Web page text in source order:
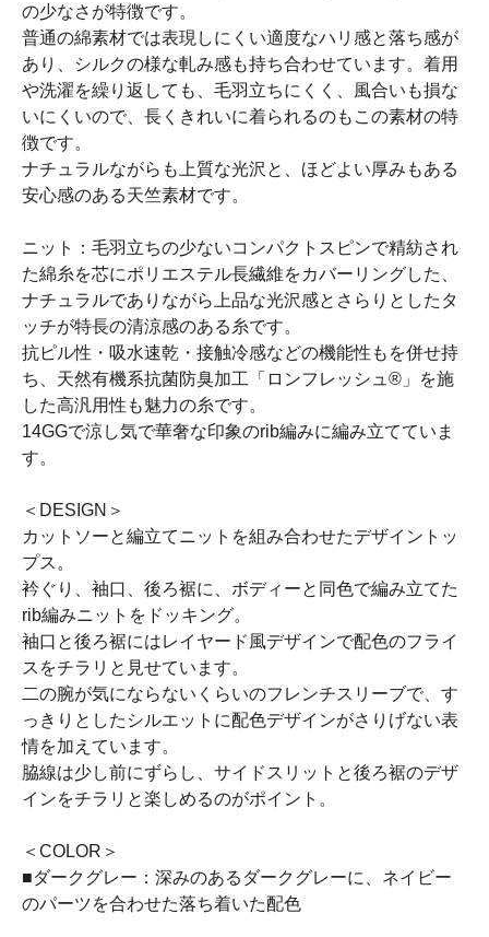
の少なさが特徴です。
普通の綿素材では表現しにくい適度なハリ感と落ち感が
あり、シルクの様な軋み感も持ち合わせています。着用
や洗濯を繰り返しても、毛羽立ちにくく、風合いも損な
いにくいので、長くきれいに着られるのもこの素材の特
徴です。
ナチュラルながらも上質な光沢と、ほどよい厚みもある
安心感のある天竺素材です。
ニット：毛羽立ちの少ないコンパクトスピンで精紡され
た綿糸を芯にポリエステル長繊維をカバーリングした、
ナチュラルでありながら上品な光沢感とさらりとしたタ
ッチが特長の清涼感のある糸です。
抗ピル性・吸水速乾・接触冷感などの機能性もを併せ持
ち、天然有機系抗菌防臭加工「ロンフレッシュ®」を施
した高汎用性も魅力の糸です。
14GGで涼し気で華奢な印象のrib編みに編み立てていま
す。
＜DESIGN＞
カットソーと編立てニットを組み合わせたデザイントッ
プス。
衿ぐり、袖口、後ろ裾に、ボディーと同色で編み立てた
rib編みニットをドッキング。
袖口と後ろ裾にはレイヤード風デザインで配色のフライ
スをチラリと見せています。
二の腕が気にならないくらいのフレンチスリーブで、す
っきりとしたシルエットに配色デザインがさりげない表
情を加えています。
脇線は少し前にずらし、サイドスリットと後ろ裾のデザ
インをチラリと楽しめるのがポイント。
＜COLOR＞
■ダークグレー：深みのあるダークグレーに、ネイビー
のパーツを合わせた落ち着いた配色